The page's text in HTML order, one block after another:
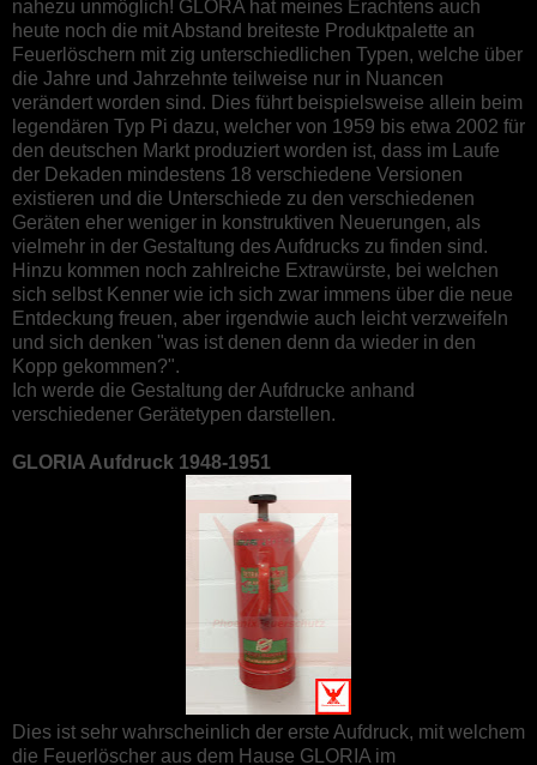
nahezu unmöglich! GLORA hat meines Erachtens auch
heute noch die mit Abstand breiteste Produktpalette an
Feuerlöschern mit zig unterschiedlichen Typen, welche über
die Jahre und Jahrzehnte teilweise nur in Nuancen
verändert worden sind. Dies führt beispielsweise allein beim
legendären Typ Pi dazu, welcher von 1959 bis etwa 2002 für
den deutschen Markt produziert worden ist, dass im Laufe
der Dekaden mindestens 18 verschiedene Versionen
existieren und die Unterschiede zu den verschiedenen
Geräten eher weniger in konstruktiven Neuerungen, als
vielmehr in der Gestaltung des Aufdrucks zu finden sind.
Hinzu kommen noch zahlreiche Extrawürste, bei welchen
sich selbst Kenner wie ich sich zwar immens über die neue
Entdeckung freuen, aber irgendwie auch leicht verzweifeln
und sich denken "was ist denen denn da wieder in den
Kopp gekommen?".
Ich werde die Gestaltung der Aufdrucke anhand
verschiedener Gerätetypen darstellen.
GLORIA Aufdruck 1948-1951
Dies ist sehr wahrscheinlich der erste Aufdruck, mit welchem
die Feuerlöscher aus dem Hause GLORIA im